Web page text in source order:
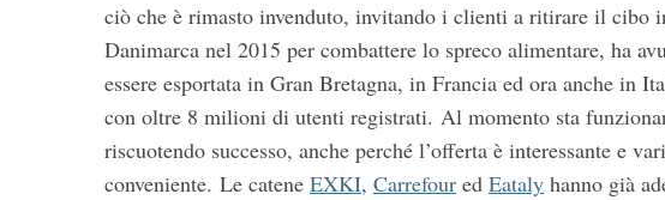
ciò che è rimasto invenduto, invitando i clienti a ritirare il cibo
Danimarca nel 2015 per combattere lo spreco alimentare, ha
essere esportata in Gran Bretagna, in Francia ed ora anche in
con oltre 8 milioni di utenti registrati. Al momento sta
riscuotendo successo, anche perché l’offerta è interessante e
conveniente. Le catene EXKI, Carrefour ed Eataly hanno già
S
e
a
c
h
f